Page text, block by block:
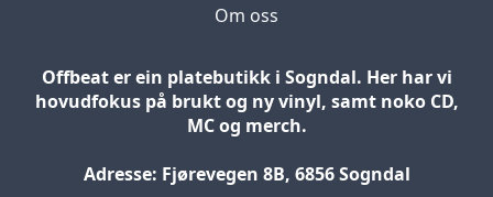
Om oss
Offbeat er ein platebutikk i Sogndal. Her har vi
hovudfokus på brukt og ny vinyl, samt noko CD,
MC og merch.
Adresse: Fjørevegen 8B, 6856 Sogndal